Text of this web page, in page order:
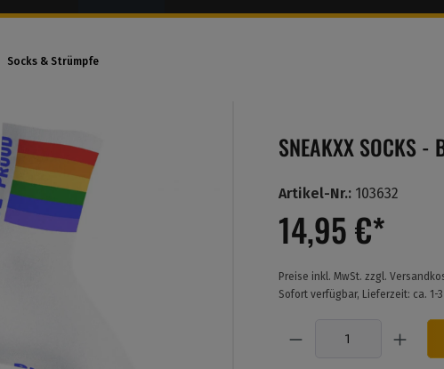
Socks & Strümpfe
SNEAKXX SOCKS -
Artikel-Nr.: 103632
14,95 €*
Preise inkl. MwSt. zzgl.
Sofort verfügbar, Lieferzeit: ca. 1-